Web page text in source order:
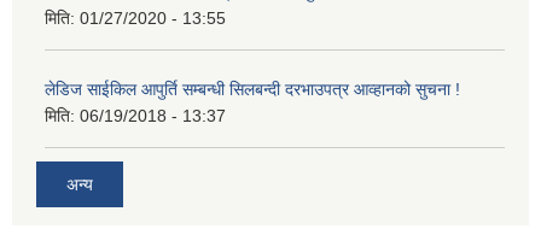
मिति: 01/27/2020 - 13:55
लेडिज साईकिल आपुर्ति सम्बन्धी सिलबन्दी दरभाउपत्र आव्हानको सुचना !
मिति: 06/19/2018 - 13:37
अन्य